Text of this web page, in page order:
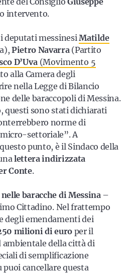
intervento.
deputati messinesiMatilde
Pietro Navarra(Partito
D’Uva(Movimento 5
alla Camera degli
nella Legge di Bilancio
delle baraccopoli di Messina.
questi sono stati dichiarati
norme di
settoriale”. A
punto, è il Sindaco della
lettera indirizzata
Conte.
baracche di Messina –
Cittadino. Nel frattempo
degli emendamenti dei
milioni di europer il
ambientale della città di
di semplificazione
cancellare questa